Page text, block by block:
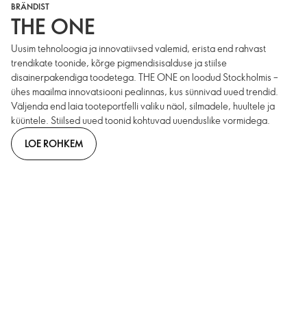
BRÄNDIST
THE ONE
Uusim tehnoloogia ja innovatiivsed valemid, erista end rahvast
trendikate toonide, kõrge pigmendisisalduse ja stiilse
disainerpakendiga toodetega. THE ONE on loodud Stockholmis –
ühes maailma innovatsiooni pealinnas, kus sünnivad uued trendid.
Väljenda end laia tooteportfelli valiku näol, silmadele, huultele ja
küüntele. Stiilsed uued toonid kohtuvad uuenduslike vormidega.
LOE ROHKEM